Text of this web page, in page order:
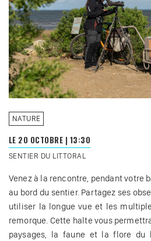
NATURE
LE 20 OCTOBRE | 13:30
SENTIER DU LITTORAL
Venez à la rencontre, pendant votre
au bord du sentier. Partagez ses
utiliser la longue vue et les
remorque. Cette halte vous
paysages, la faune et la flore du